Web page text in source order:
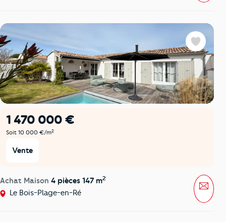
1 470 000 €
Soit 10 000 €/m2
Vente
Achat Maison 4 pièces 147 m2
Le Bois-Plage-en-Ré
Favoris